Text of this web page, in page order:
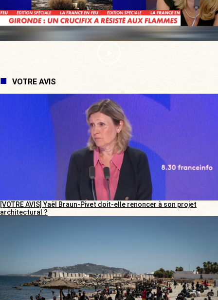
VOTRE AVIS
[VOTRE AVIS] Yaël Braun-Pivet doit-elle renoncer à son projet
architectural ?